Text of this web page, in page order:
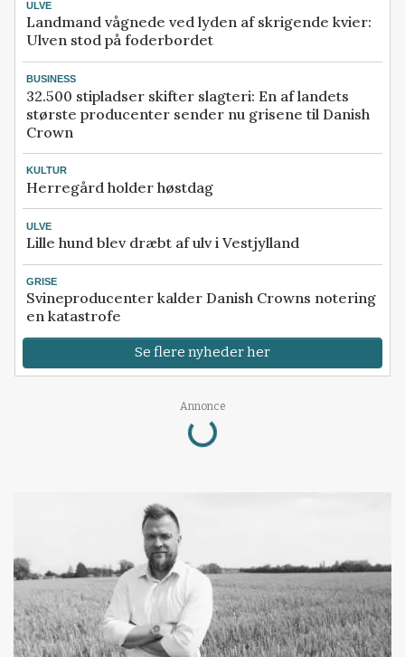
ULVE
Landmand vågnede ved lyden af skrigende kvier:
Ulven stod på foderbordet
BUSINESS
32.500 stipladser skifter slagteri: En af landets
største producenter sender nu grisene til Danish
Crown
KULTUR
Herregård holder høstdag
ULVE
Lille hund blev dræbt af ulv i Vestjylland
GRISE
Svineproducenter kalder Danish Crowns notering
en katastrofe
Se flere nyheder her
Annonce
Loading...